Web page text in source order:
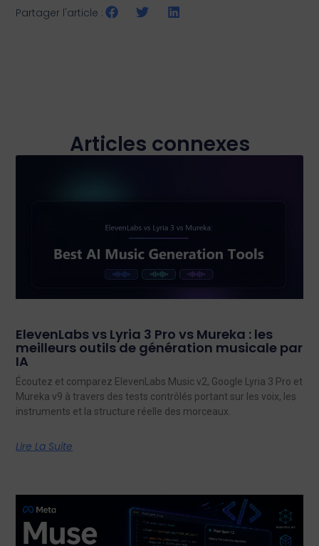
Partager l'article :
Articles connexes
ElevenLabs vs Lyria 3 Pro vs Mureka : les
meilleurs outils de génération musicale par
IA
Écoutez et comparez ElevenLabs Music v2, Google Lyria 3 Pro et
Mureka v9 à travers des tests contrôlés portant sur les voix, les
instruments et la structure réelle des morceaux.
Lire La Suite